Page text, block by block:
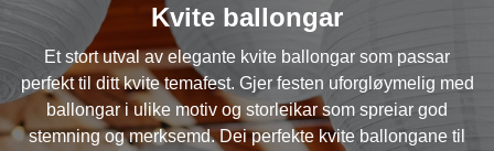
Kvite ballongar
Et stort utval av elegante kvite ballongar som passar
perfekt til ditt kvite temafest. Gjer festen uforgløymelig med
ballongar i ulike motiv og storleikar som spreiar god
stemning og merksemd. Dei perfekte kvite ballongane til